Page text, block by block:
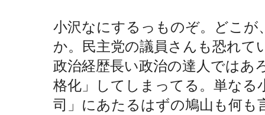
小沢なにするっものぞ。どこ
か。民主党の議員さんも恐れて
政治経歴長い政治の達人ではあ
格化」してしまってる。単なる
司」にあたるはずの鳩山も何も